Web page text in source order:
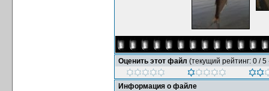
Оценить этот файл (текущий рейтинг: 0 / 5
Информация о файле